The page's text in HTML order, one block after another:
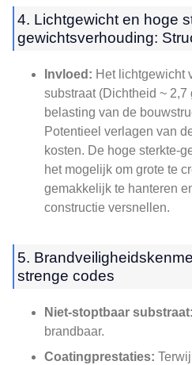
4. Lichtgewicht en hoge
gewichtsverhouding:
Invloed: Het lichtgewicht
substraat (Dichtheid ~ 2,7
belasting van de
Potentieel verlagen van
kosten. De hoge sterkte-
het mogelijk om grote te
gemakkelijk te hanteren
constructie versnellen.
5.
strenge codes
Niet-stoptbaar substraat:
brandbaar.
Coatingprestaties: